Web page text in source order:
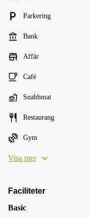
Parkering
Bank
Affär
Café
Snabbmat
Restaurang
Gym
Visa mer
Faciliteter
Basic